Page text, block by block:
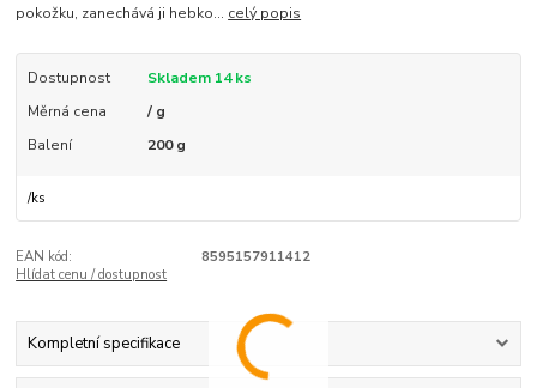
pokožku, zanechává ji hebko... celý popis
Dostupnost
Skladem 14 ks
Měrná cena
/ g
Balení
200 g
/ks
EAN kód:
8595157911412
Hlídat cenu / dostupnost
Kompletní specifikace